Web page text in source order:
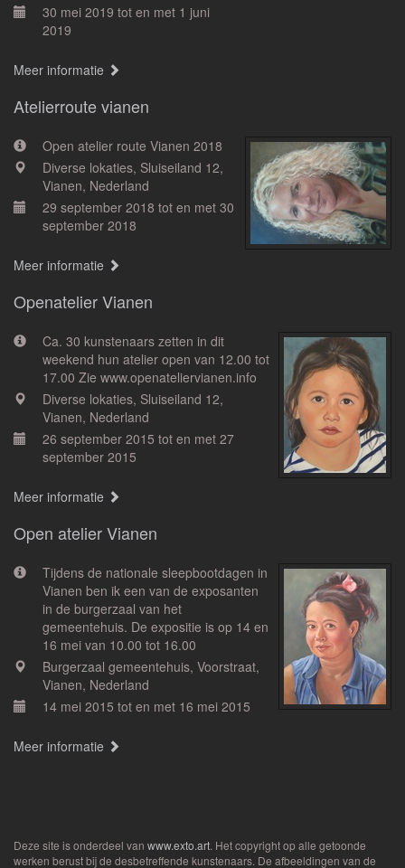
30 mei 2019 tot en met 1 juni
2019
Meer informatie
Atelierroute vianen
Open atelier route Vianen 2018
Diverse lokaties, Sluiseiland 12,
Vianen, Nederland
29 september 2018 tot en met 30
september 2018
Meer informatie
Openatelier Vianen
Ca. 30 kunstenaars zetten in dit
weekend hun atelier open van 12.00 tot
17.00 Zie www.openateliervianen.info
Diverse lokaties, Sluiseiland 12,
Vianen, Nederland
26 september 2015 tot en met 27
september 2015
Meer informatie
Open atelier Vianen
Tijdens de nationale sleepbootdagen in
Vianen ben ik een van de exposanten
in de burgerzaal van het
gemeentehuis. De expositie is op 14 en
16 mei van 10.00 tot 16.00
Burgerzaal gemeentehuis, Voorstraat,
Vianen, Nederland
14 mei 2015 tot en met 16 mei 2015
Meer informatie
Deze site is onderdeel van www.exto.art. Het copyright op alle getoonde
werken berust bij de desbetreffende kunstenaars. De afbeeldingen van de